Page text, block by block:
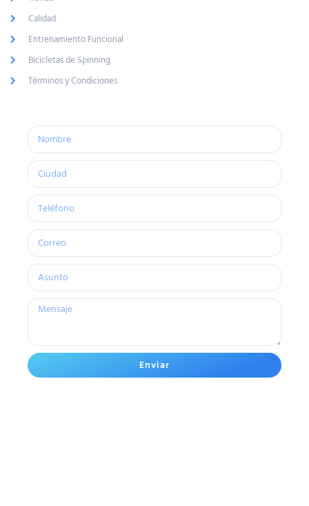
Calidad
Entrenamiento Funcional
Bicicletas de Spinning
Términos y Condiciones
Enviar